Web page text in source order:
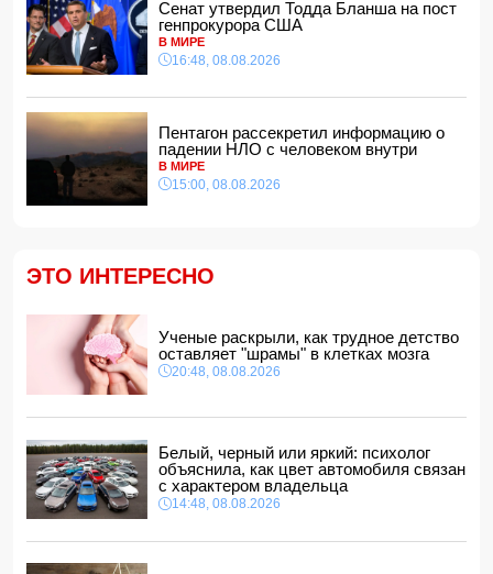
Зеленский встретился с Вучичем
14:40, 08.08.2026
В Азербайджане ожидается жара до 41 градуса —
объявлено предупреждение
14:34, 08.08.2026
В Агдашском районе расследуется конфликт, связанный
с церемонией помолвки с участием
несовершеннолетней
14:28, 08.08.2026
Найдено тело утонувшего в море 16-летнего юноши
обвинений в адрес Инфантино
ВС РФ взяли под контроль Ивановку в Харьковской
области
14:04, 08.08.2026
Прогноз погоды в Азербайджане на 9 августа
14:00, 08.08.2026
Никол Пашинян позвонил Ильхаму Алиеву
12:48, 08.08.2026
СМИ: США ищут на Кубе фигуру для повторения
"венесуэльского сценария"
Сенат утвердил Тодда Бланша на пост
генпрокурора США
В МИРЕ
16:48, 08.08.2026
Пентагон рассекретил информацию о
падении НЛО с человеком внутри
В МИРЕ
15:00, 08.08.2026
ЭТО ИНТЕРЕСНО
Ученые раскрыли, как трудное детство
оставляет "шрамы" в клетках мозга
20:48, 08.08.2026
Белый, черный или яркий: психолог
объяснила, как цвет автомобиля связан
с характером владельца
14:48, 08.08.2026